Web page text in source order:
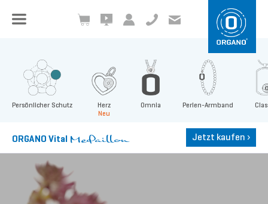
+49 8504 957999-0
ano.ch
Persönlicher Schutz
Herz
Neu
Omnia Perlen-Armband
ORGANO Vital Medaillon Jetzt kaufen ›